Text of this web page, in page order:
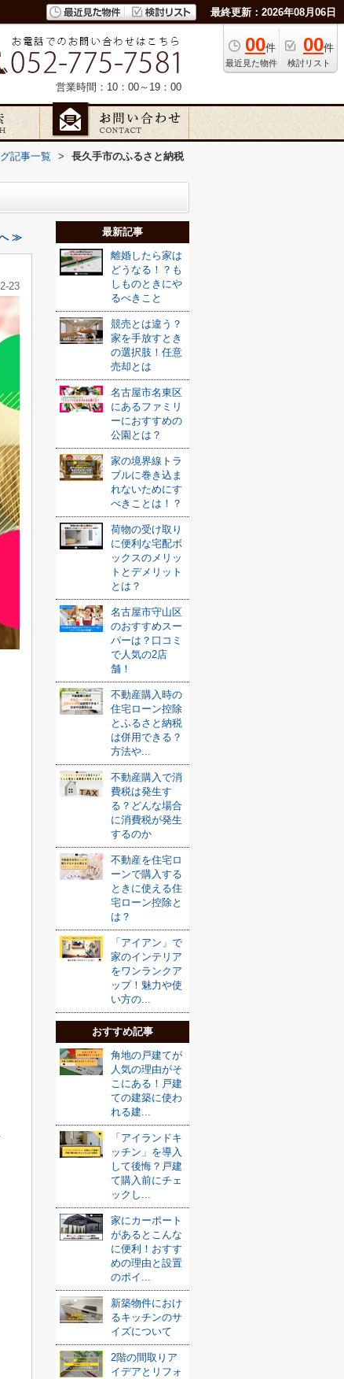
最終更新：2026年08月06日
00件
最近見た物件
00件
検討リスト
営業時間：10：00～19：00
記事一覧 >
長久手市のふるさと納税
へ ≫
23
最新記事
離婚したら家は
どうなる！？も
しものときにや
るべきこと
競売とは違う？
家を手放すとき
の選択肢！任意
売却とは
名古屋市名東区
にあるファミリ
ーにおすすめの
公園とは？
家の境界線トラ
ブルに巻き込ま
れないためにす
べきことは！？
荷物の受け取り
に便利な宅配ボ
ックスのメリッ
トとデメリット
とは？
名古屋市守山区
のおすすめスー
パーは？口コミ
で人気の2店
舗！
不動産購入時の
住宅ローン控除
とふるさと納税
は併用できる？
方法や...
不動産購入で消
費税は発生す
る？どんな場合
に消費税が発生
するのか
不動産を住宅ロ
ーンで購入する
ときに使える住
宅ローン控除と
は？
「アイアン」で
家のインテリア
をワンランクア
ップ！魅力や使
い方の...
おすすめ記事
角地の戸建てが
人気の理由がそ
こにある！戸建
ての建築に使わ
れる建...
「アイランドキ
ッチン」を導入
して後悔？戸建
て購入前にチェ
ックし...
家にカーポート
があるとこんな
に便利！おすす
めの理由と設置
のポイ...
新築物件におけ
るキッチンのサ
イズについて
2階の間取りア
イデアとリフォ